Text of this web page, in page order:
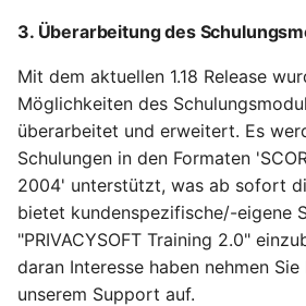
3. Überarbeitung des
Mit dem aktuellen 1.18 Release
Möglichkeiten des
überarbeitet und erweitert. Es
Schulungen in den Formaten
2004' unterstützt, was ab sofort
bietet kundenspezifische/-eigene
"PRIVACYSOFT Training 2.0"
daran Interesse haben nehmen
unserem Support auf.